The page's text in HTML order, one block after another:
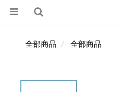
全部商品 全部商品